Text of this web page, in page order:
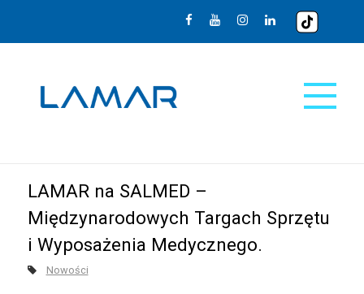
LAMAR na SALMED –
Międzynarodowych Targach Sprzętu
i Wyposażenia Medycznego.
Nowości